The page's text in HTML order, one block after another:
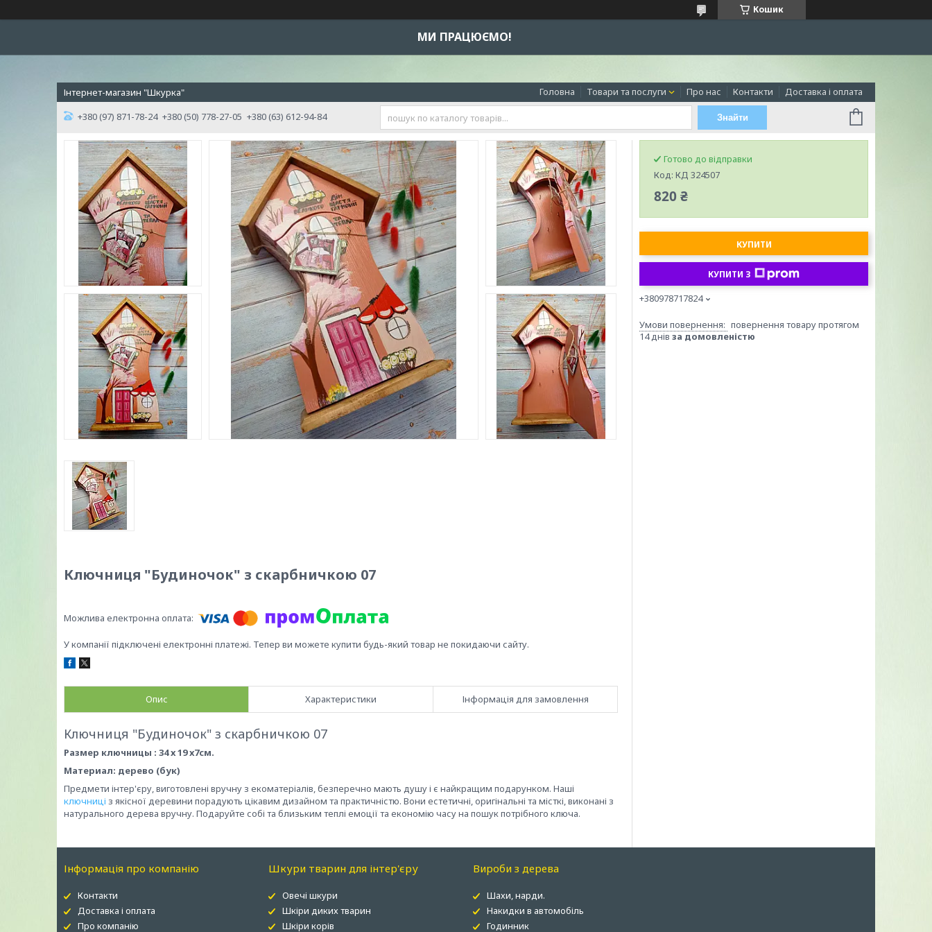
Кошик
МИ ПРАЦЮЄМО!
Інтернет-магазин "Шкурка" Головна Товари та послуги Про нас Контакти Доставка і оплата
+380 (97) 871-78-24 +380 (50) 778-27-05 +380 (63) 612-94-84 Знайти
Ключниця "Будиночок" з скарбничкою 07
У компанії підключені електронні платежі. Тепер ви можете купити будь-який товар не покидаючи сайту.
Опис Характеристики Інформація для замовлення
Ключниця "Будиночок" з скарбничкою 07
Размер ключницы : 34 х 19 х7см.
Материал: дерево (бук)
Предмети інтер'єру, виготовлені вручну з екоматеріалів, безперечно мають душу і є найкращим подарунком. Наші
ключниці з якісної деревини порадують цікавим дизайном та практичністю. Вони естетичні, оригінальні та місткі, виконані з
натурального дерева вручну. Подаруйте собі та близьким теплі емоції та економію часу на пошук потрібного ключа.
Готово до відправки
Код: КД 324507
820 ₴
КУПИТИ
КУПИТИ З
+380978717824
повернення товару протягом
14 днів за домовленістю
Інформація про компанію
Контакти
Доставка і оплата
Про компанію
Шкури тварин для інтер'єру
Овечі шкури
Шкіри диких тварин
Шкіри корів
Вироби з дерева
Шахи, нарди.
Накидки в автомобіль
Годинник